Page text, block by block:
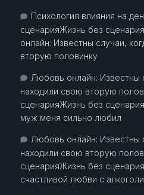
Психология влияния на
сценарияЖизнь без сценария
онлайн: Известны случаи,
вторую половинку
Любовь онлайн: Известны
находили свою вторую
сценарияЖизнь без сценария
муж меня сильно любил
Любовь онлайн: Известны
находили свою вторую
сценарияЖизнь без сценария
счастливой любви с